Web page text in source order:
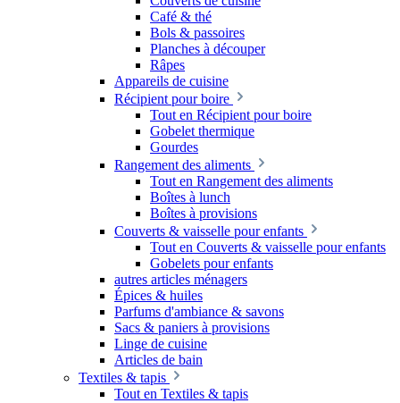
Café & thé
Bols & passoires
Planches à découper
Râpes
Appareils de cuisine
Récipient pour boire
Tout en Récipient pour boire
Gobelet thermique
Gourdes
Rangement des aliments
Tout en Rangement des aliments
Boîtes à lunch
Boîtes à provisions
Couverts & vaisselle pour enfants
Tout en Couverts & vaisselle pour enfants
Gobelets pour enfants
autres articles ménagers
Épices & huiles
Parfums d'ambiance & savons
Sacs & paniers à provisions
Linge de cuisine
Articles de bain
Textiles & tapis
Tout en Textiles & tapis